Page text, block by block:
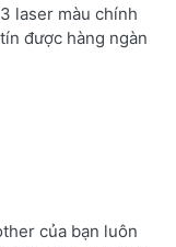
laser màu chính
được hàng ngàn
của bạn luôn